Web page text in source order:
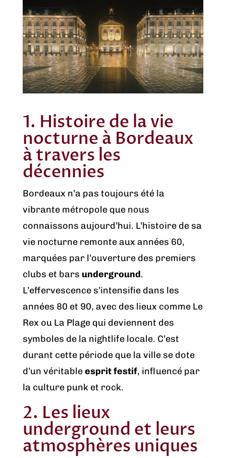
1. Histoire de la vie
nocturne à Bordeaux
à travers les
décennies
Bordeaux n’a pas toujours été la
vibrante métropole que nous
connaissons aujourd’hui. L’histoire de sa
vie nocturne remonte aux années 60,
marquées par l’ouverture des premiers
clubs et bars underground.
L’effervescence s’intensifie dans les
années 80 et 90, avec des lieux comme Le
Rex ou La Plage qui deviennent des
symboles de la nightlife locale. C’est
durant cette période que la ville se dote
d’un véritableesprit festif, influencé par
la culture punk et rock.
2. Les lieux
underground et leurs
atmosphères uniques